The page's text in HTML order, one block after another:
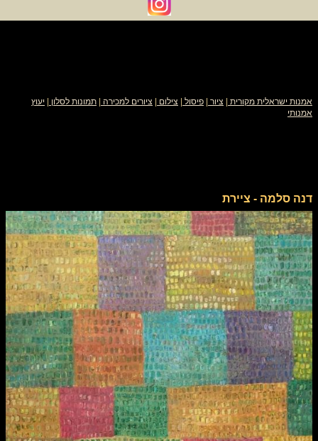
אמנות ישראלית מקורית ציור פיסול צילום ציורים למכירה תמונות לסלון
יעוץ
אמנותי
דנה סלמה - ציירת